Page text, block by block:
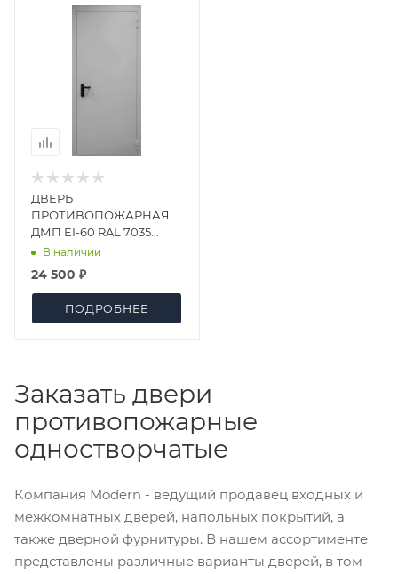
ДВЕРЬ
ПРОТИВОПОЖАРНАЯ
ДМП EI-60 RAL 7035
1080х2080 мм
В наличии
24 500 ₽
ПОДРОБНЕЕ
Заказать двери
противопожарные
одностворчатые
Компания Modern - ведущий продавец входных и
межкомнатных дверей, напольных покрытий, а
также дверной фурнитуры. В нашем ассортименте
представлены различные варианты дверей, в том